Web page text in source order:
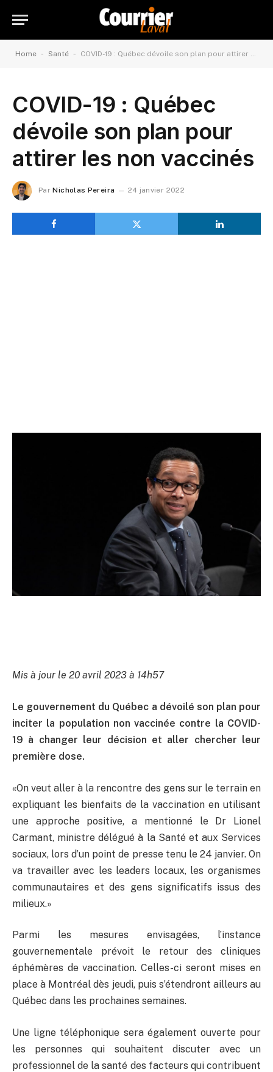
Home - Santé - COVID-19 : Québec dévoile son plan pour attirer les non vaccinés
COVID-19 : Québec
dévoile son plan pour
attirer les non vaccinés
Par Nicholas Pereira 24 janvier 2022
Mis à jour le 20 avril 2023 à 14h57
Le gouvernement du Québec a dévoilé son plan pour
inciter la population non vaccinée contre la COVID-
19 à changer leur décision et aller chercher leur
première dose.
«On veut aller à la rencontre des gens sur le terrain en
expliquant les bienfaits de la vaccination en utilisant
une approche positive, a mentionné le Dr Lionel
Carmant, ministre délégué à la Santé et aux Services
sociaux, lors d’un point de presse tenu le 24 janvier. On
va travailler avec les leaders locaux, les organismes
communautaires et des gens significatifs issus des
milieux.»
Parmi les mesures envisagées, l’instance
gouvernementale prévoit le retour des cliniques
éphémères de vaccination. Celles-ci seront mises en
place à Montréal dès jeudi, puis s’étendront ailleurs au
Québec dans les prochaines semaines.
Une ligne téléphonique sera également ouverte pour
les personnes qui souhaitent discuter avec un
professionnel de la santé des facteurs qui contribuent